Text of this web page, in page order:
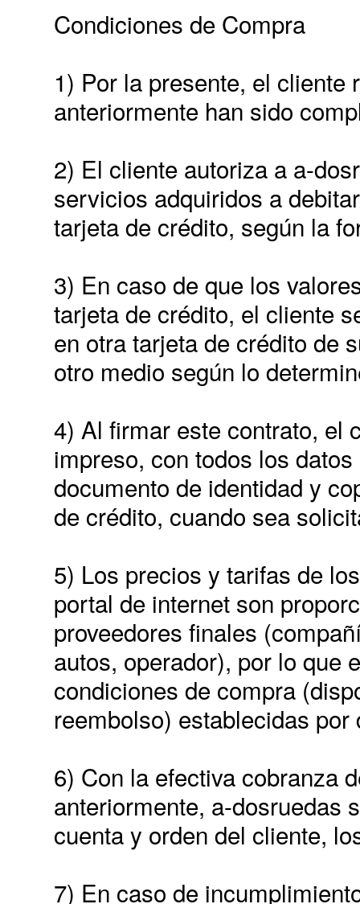
Condiciones de Compra
1) Por la presente, el
anteriormente han sido
2) El cliente autoriza a a-
servicios adquiridos a
tarjeta de crédito, según la
3) En caso de que los
tarjeta de crédito, el cliente
en otra tarjeta de crédito de
otro medio según lo
4) Al firmar este contrato, el
impreso, con todos los
documento de identidad y
de crédito, cuando sea
5) Los precios y tarifas de
portal de internet son
proveedores finales
autos, operador), por lo que
condiciones de compra
reembolso) establecidas
6) Con la efectiva cobranza
anteriormente, a-dosruedas
cuenta y orden del cliente,
7) En caso de